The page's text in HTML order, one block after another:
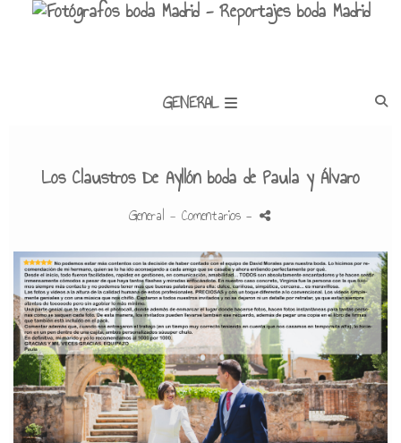
GENERAL
Los Claustros De Ayllón boda de Paula y Álvaro
General - Comentarios -